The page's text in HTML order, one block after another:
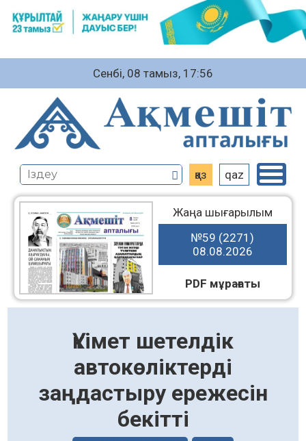
Сенбі, 08 тамыз, 17:56
қаз qaz
Жаңа шығарылым
№59 (2271)
08.08.2026
PDF мұрағаты
Үкімет шетелдік
автокөліктерді
заңдастыру ережесін
бекітті